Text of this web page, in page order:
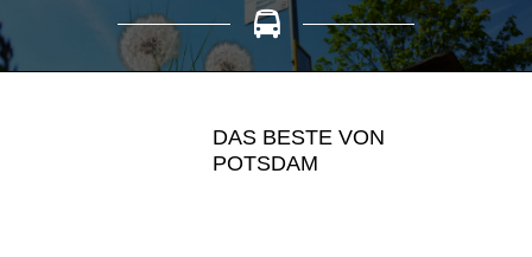
DAS BESTE VON
POTSDAM